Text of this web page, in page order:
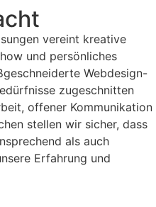
vereint kreative
und persönliches
Webdesign-
zugeschnitten
offener Kommunikation
stellen wir sicher, dass
als auch
Erfahrung und